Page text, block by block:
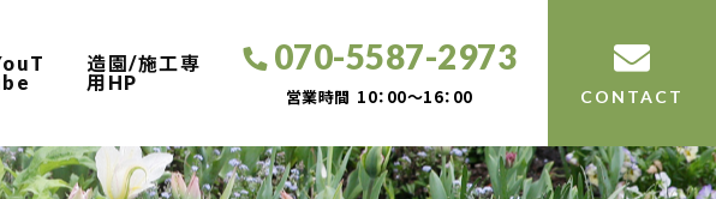
造園/施工専
用HP
070-5587-2973
営業時間 10：00～16：00 CONTACT